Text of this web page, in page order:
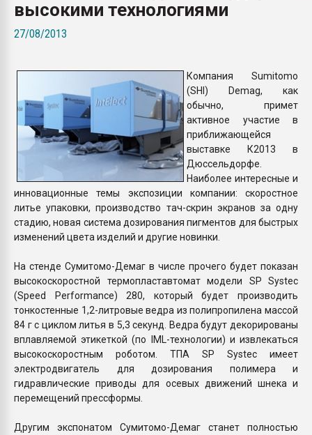
покупка, обмен
высокими технологиями
27/08/2013
Компания Sumitomo
(SHI) Demag, как
обычно, примет
активное участие в
приближающейся
выставке К2013 в
Дюссельдорфе.
Наиболее интересные и
инновационные темы экспозиции компании: скоростное
литье упаковки, производство тач-скрин экранов за одну
стадию, новая система дозирования пигментов для быстрых
изменений цвета изделий и другие новинки.
На стенде Сумитомо-Демаг в числе прочего будет показан
высокоскоростной термопластавтомат модели SP Systec
(Speed Performance) 280, который будет производить
тонкостенные 1,2-литровые ведра из полипропилена массой
84 г с циклом литья в 5,3 секунд. Ведра будут декорированы
вплавляемой этикеткой (по IML-технологии) и извлекаться
высокоскоростным роботом. ТПА SP Systec имеет
электродвигатель для дозирования полимера и
гидравлические приводы для осевых движений шнека и
перемещений прессформы.
Другим экспонатом Сумитомо-Демаг станет полностью